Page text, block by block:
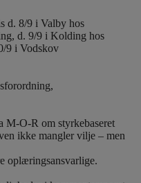
d. 8/9 i Valby hos
d. 9/9 i Kolding hos
9 i Vodskov
M-O-R om styrkebaseret
ikke mangler vilje – men
oplæringsansvarlige.